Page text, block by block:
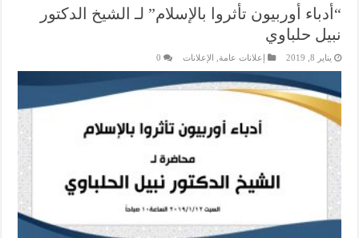
“أدباء أوربيون تأثروا بالإسلام” لـ الشيخ الدكتور
نبيل حلباوي
يناير 8, 2019 إعلانات عامة الإعلانات 0